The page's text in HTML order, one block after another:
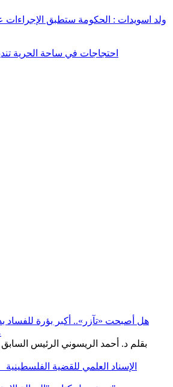
ولد اسويدات : الحكومة ستطبق الإجراءات
احتجاجات في ساحة الحرية
هل أصبحت «تآزر».. أكبر بؤرة للفساد
الإسناد العلمي للقضية